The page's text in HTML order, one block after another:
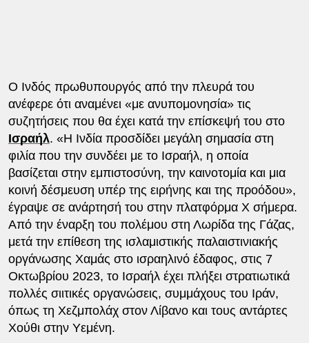
Ο Ινδός πρωθυπουργός από την πλευρά του
ανέφερε ότι αναμένει «με ανυπομονησία» τις
συζητήσεις που θα έχει κατά την επίσκεψή του στο
Ισραήλ. «Η Ινδία προσδίδει μεγάλη σημασία στη
φιλία που την συνδέει με το Ισραήλ, η οποία
βασίζεται στην εμπιστοσύνη, την καινοτομία και μια
κοινή δέσμευση υπέρ της ειρήνης και της προόδου»,
έγραψε σε ανάρτησή του στην πλατφόρμα Χ σήμερα.
Από την έναρξη του πολέμου στη Λωρίδα της Γάζας,
μετά την επίθεση της ισλαμιστικής παλαιστινιακής
οργάνωσης Χαμάς στο ισραηλινό έδαφος, στις 7
Οκτωβρίου 2023, το Ισραήλ έχει πλήξει στρατιωτικά
πολλές σιιτικές οργανώσεις, συμμάχους του Ιράν,
όπως τη Χεζμπολάχ στον Λίβανο και τους αντάρτες
Χούθι στην Υεμένη.